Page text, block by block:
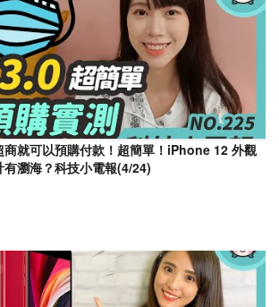
商就可以預購付款！超簡單！iPhone 12 外觀
瀏海？科技小電報(4/24)